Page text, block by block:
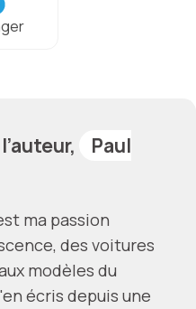
Paul
ma passion
des voitures
modèles du
écris depuis une